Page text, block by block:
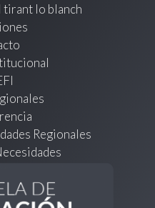
lo blanch
Regionales